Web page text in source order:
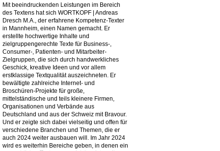
Mit beeindruckenden Leistungen im Bereich
des Textens hat sich WORTKOPF | Andreas
Dresch M.A., der erfahrene Kompetenz-Texter
in Mannheim, einen Namen gemacht. Er
erstellte hochwertige Inhalte und
zielgruppengerechte Texte für Business-,
Consumer-, Patienten- und Mitarbeiter-
Zielgruppen, die sich durch handwerkliches
Geschick, kreative Ideen und vor allem
erstklassige Textqualität auszeichneten. Er
bewältigte zahlreiche Internet- und
Broschüren-Projekte für große,
mittelständische und teils kleinere Firmen,
Organisationen und Verbände aus
Deutschland und aus der Schweiz mit Bravour.
Und er zeigte sich dabei vielseitig und offen für
verschiedene Branchen und Themen, die er
auch 2024 weiter ausbauen will. Im Jahr 2024
wird es weiterhin Bereiche geben, in denen ein